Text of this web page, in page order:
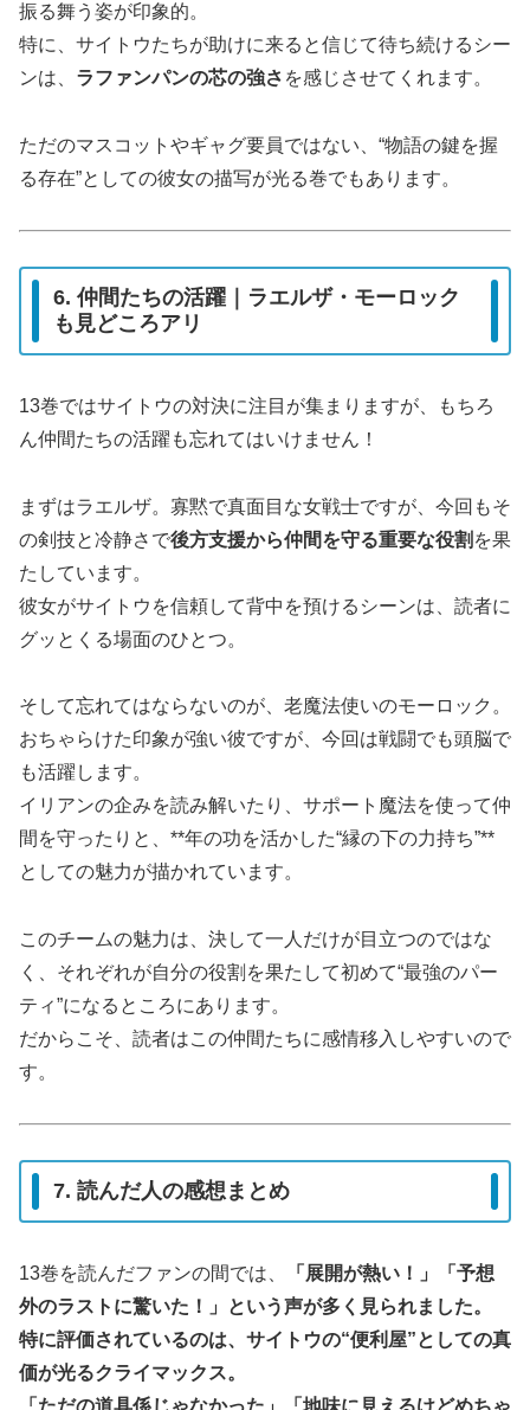
振る舞う姿が印象的。
特に、サイトウたちが助けに来ると信じて待ち続けるシー
ンは、 ラファンパンの芯の強さ を感じさせてくれます。
ただのマスコットやギャグ要員ではない、“物語の鍵を握
る存在”としての彼女の描写が光る巻でもあります。
6. 仲間たちの活躍｜ラエルザ・モーロック
も見どころアリ
13巻ではサイトウの対決に注目が集まりますが、もちろ
ん仲間たちの活躍も忘れてはいけません！
まずはラエルザ。寡黙で真面目な女戦士ですが、今回もそ
の剣技と冷静さで後方支援から仲間を守る重要な役割 を果
たしています。
彼女がサイトウを信頼して背中を預けるシーンは、読者に
グッとくる場面のひとつ。
そして忘れてはならないのが、老魔法使いのモーロック。
おちゃらけた印象が強い彼ですが、今回は戦闘でも頭脳で
も活躍します。
イリアンの企みを読み解いたり、サポート魔法を使って仲
間を守ったりと、**年の功を活かした“縁の下の力持ち”**
としての魅力が描かれています。
このチームの魅力は、決して一人だけが目立つのではな
く、それぞれが自分の役割を果たして初めて“最強のパー
ティ”になるところにあります。
だからこそ、読者はこの仲間たちに感情移入しやすいので
す。
7. 読んだ人の感想まとめ
13巻を読んだファンの間では、
「展開が熱い！」「予想
外のラストに驚いた！」という声が多く見られました。
特に評価されているのは、サイトウの“便利屋”としての真
価が光るクライマックス。
「ただの道具係じゃなかった」「地味に見えるけどめちゃ